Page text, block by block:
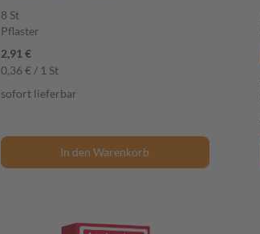
8 St
Pflaster
2,91 €
0,36 € / 1 St
sofort lieferbar
In den Warenkorb